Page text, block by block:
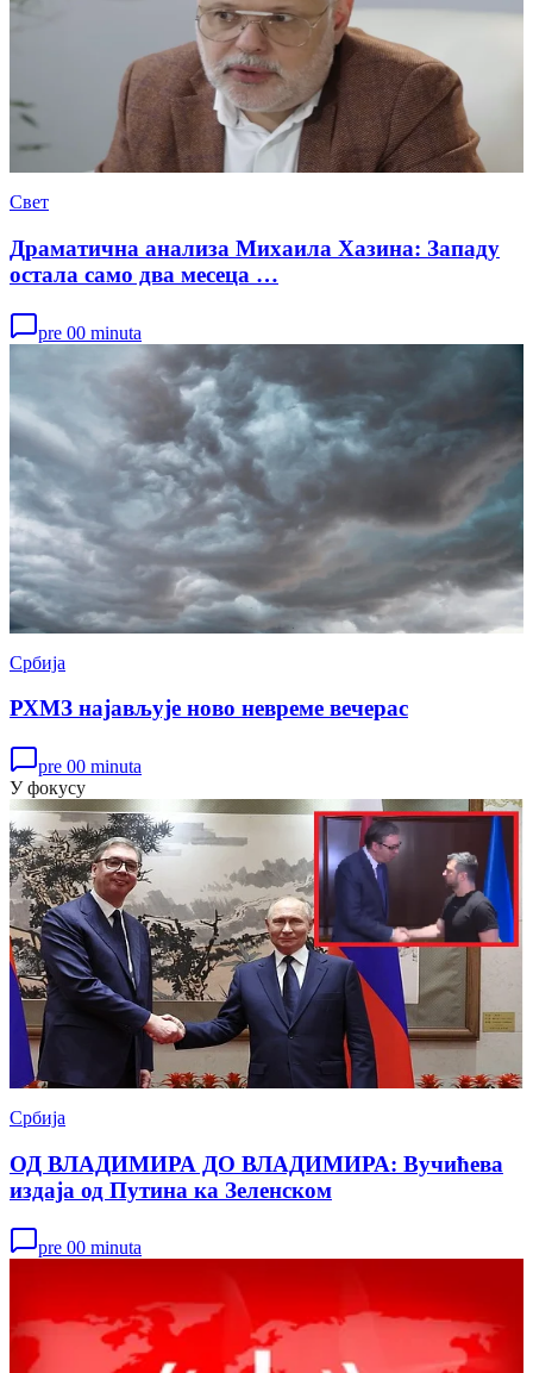
Свет
Драматична анализа Михаила Хазина: Западу
остала само два месеца …
pre 00 minuta
Србија
РХМЗ најављује ново невреме вечерас
pre 00 minuta
У фокусу
Србија
ОД ВЛАДИМИРА ДО ВЛАДИМИРА: Вучићева
издаја од Путина ка Зеленском
pre 00 minuta